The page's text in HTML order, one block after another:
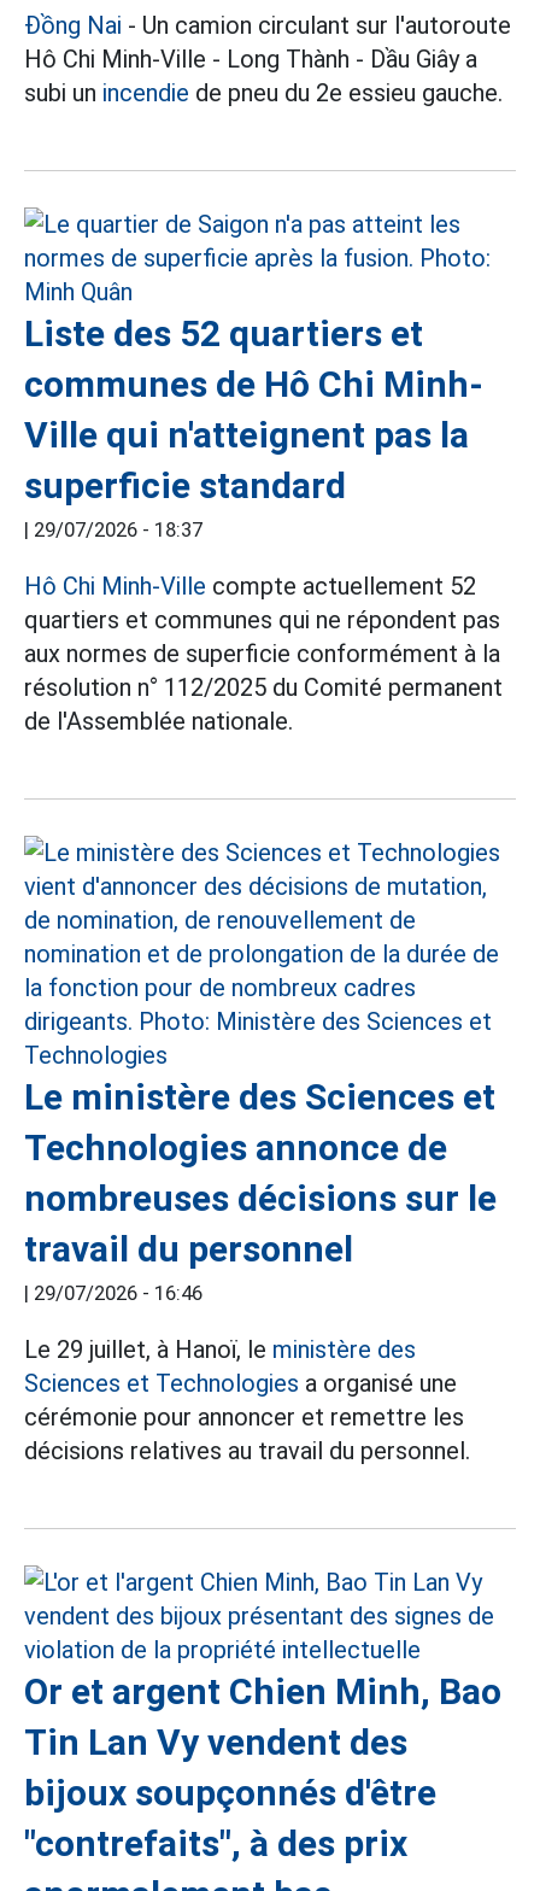
Đồng Nai - Un camion circulant sur l'autoroute
Hô Chi Minh-Ville - Long Thành - Dầu Giây a
subi un incendie de pneu du 2e essieu gauche.
Liste des 52 quartiers et
communes de Hô Chi Minh-
Ville qui n'atteignent pas la
superficie standard
| 29/07/2026 - 18:37
Hô Chi Minh-Ville compte actuellement 52
quartiers et communes qui ne répondent pas
aux normes de superficie conformément à la
résolution n° 112/2025 du Comité permanent
de l'Assemblée nationale.
Le ministère des Sciences et
Technologies annonce de
nombreuses décisions sur le
travail du personnel
| 29/07/2026 - 16:46
Le 29 juillet, à Hanoï, le ministère des
Sciences et Technologies a organisé une
cérémonie pour annoncer et remettre les
décisions relatives au travail du personnel.
Or et argent Chien Minh, Bao
Tin Lan Vy vendent des
bijoux soupçonnés d'être
"contrefaits", à des prix